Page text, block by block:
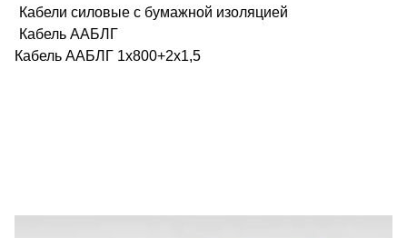
Кабели силовые с бумажной изоляцией
Кабель ААБЛГ
Кабель ААБЛГ 1х800+2х1,5